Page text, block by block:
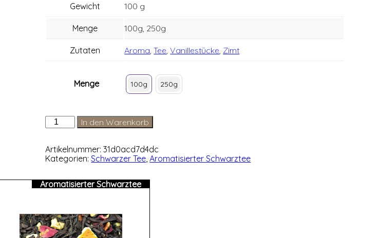
Gewicht 100 g
Menge 100g, 250g
Zutaten Aroma ,Tee ,Vanillestücke Zimt
Menge 100g 250g
Zimt
Menge
In den Warenkorb
Artikelnummer:31d0acd7d4dc
Kategorien:Schwarzer Tee,Aromatisierter Schwarztee
Aromatisierter Schwarztee